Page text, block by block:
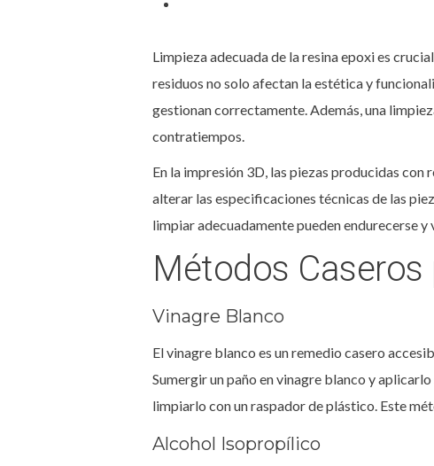
Limpieza adecuada de la resina epoxi es
residuos no solo afectan la estética y
gestionan correctamente. Además, una
contratiempos.
En la impresión 3D, las piezas producidas con
alterar las especificaciones técnicas de las
limpiar adecuadamente pueden endurecerse
Métodos Caseros
Vinagre Blanco
El vinagre blanco es un remedio casero
Sumergir un paño en vinagre blanco y
limpiarlo con un raspador de plástico. Este
Alcohol Isopropílico